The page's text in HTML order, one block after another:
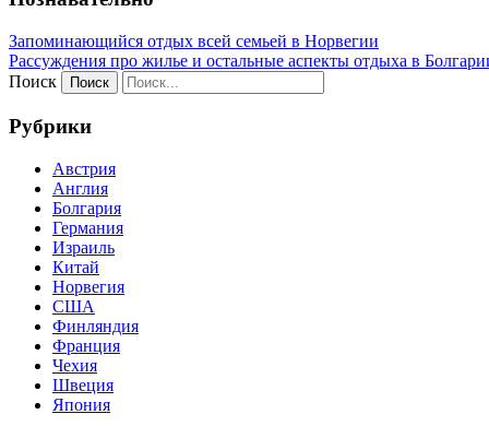
Запоминающийся отдых всей семьей в Норвегии
Рассуждения про жилье и остальные аспекты отдыха в
Поиск
Рубрики
Австрия
Англия
Болгария
Германия
Израиль
Китай
Норвегия
США
Финляндия
Франция
Чехия
Швеция
Япония